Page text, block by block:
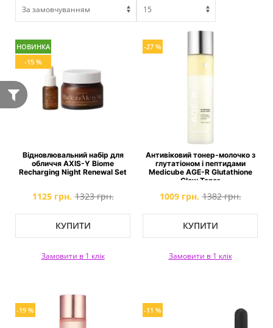
НОВИНКА
-15 %
Відновлювальний набір для
обличчя AXIS-Y Biome
Recharging Night Renewal Set
1125 грн. 1323 грн.
КУПИТИ
Замовити в 1 клік
-27 %
Антивіковий тонер-молочко з
глутатіоном і пептидами
Medicube AGE-R Glutathione
Glow Toner
1009 грн. 1382 грн.
КУПИТИ
Замовити в 1 клік
-19 % -11 %